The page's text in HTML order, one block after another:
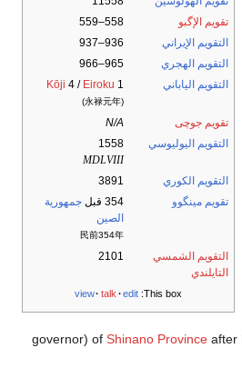
تقويم الإگبو
558–559
التقويم الإيراني
936–937
التقويم الهجري
965–966
التقويم الياباني
Kōji 4 / Eiroku 1
(永禄元年)
تقويم جوچى
N/A
التقويم اليوليوسي
1558
MDLVIII
التقويم الكوري
3891
تقويم مينگوو
354 قبل
جمهورية
الصين
民前354年
التقويم الشمسي
التايلندي
2101
This box:
view talk edit
governor) of Shinano Provinceafter